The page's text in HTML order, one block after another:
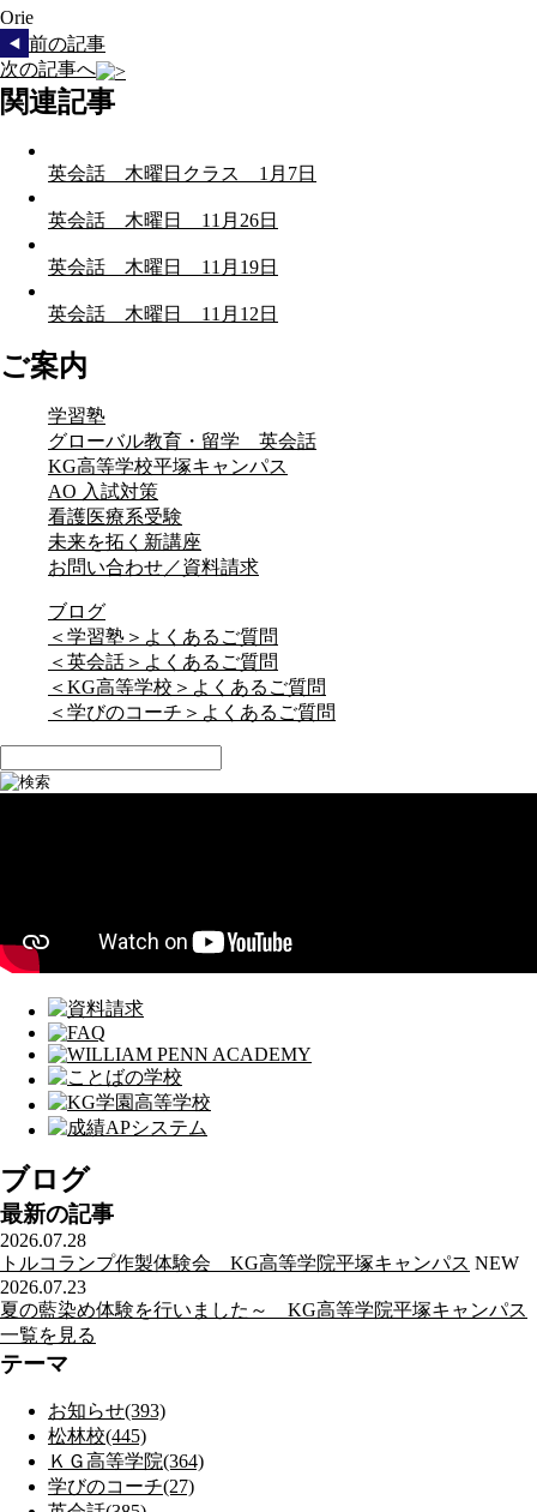
Orie
前の記事
次の記事へ
関連記事
英会話 木曜日クラス 1月7日
英会話 木曜日 11月26日
英会話 木曜日 11月19日
英会話 木曜日 11月12日
ご案内
学習塾
グローバル教育・留学 英会話
KG高等学校平塚キャンパス
AO 入試対策
看護医療系受験
未来を拓く新講座
お問い合わせ／資料請求
ブログ
＜学習塾＞よくあるご質問
＜英会話＞よくあるご質問
＜KG高等学校＞よくあるご質問
＜学びのコーチ＞よくあるご質問
ブログ
最新の記事
2026.07.28
トルコランプ作製体験会 KG高等学院平塚キャンパス NEW
2026.07.23
夏の藍染め体験を行いました～ KG高等学院平塚キャンパス
一覧を見る
テーマ
お知らせ(393)
松林校(445)
ＫＧ高等学院(364)
学びのコーチ(27)